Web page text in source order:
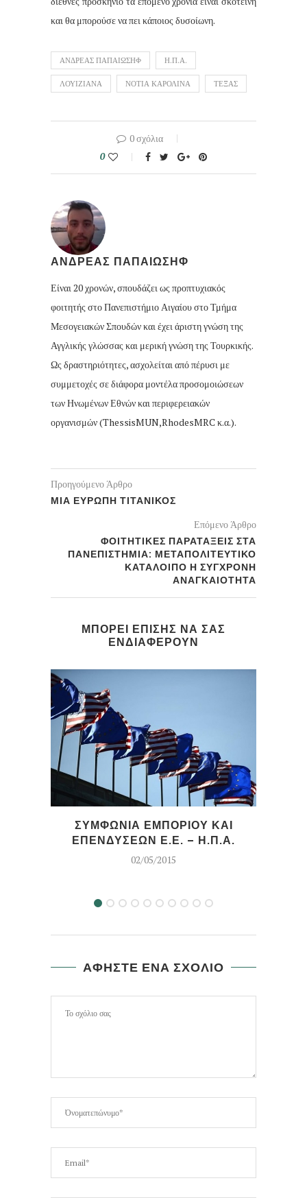
και θα μπορούσε να πει κάποιος δυσοίωνη.
ΑΝΔΡΕΑΣ ΠΑΠΑΙΩΣΗΦ Η.Π.Α.
ΛΟΥΙΖΙΑΝΑ ΝΟΤΙΑ ΚΑΡΟΛΙΝΑ ΤΕΞΑΣ
0 σχόλια
0
ΑΝΔΡΕΑΣ ΠΑΠΑΙΩΣΗΦ
Είναι 20 χρονών, σπουδάζει ως προπτυχιακός
φοιτητής στο Πανεπιστήμιο Αιγαίου στο Τμήμα
Μεσογειακών Σπουδών και έχει άριστη γνώση της
Αγγλικής γλώσσας και μερική γνώση της Τουρκικής.
Ως δραστηριότητες, ασχολείται από πέρυσι με
συμμετοχές σε διάφορα μοντέλα προσομοιώσεων
των Ηνωμένων Εθνών και περιφερειακών
οργανισμών (ThessisMUN,RhodesMRC κ.α.).
Προηγούμενο Άρθρο
ΜΙΑ ΕΥΡΩΠΗ ΤΙΤΑΝΙΚΟΣ
Επόμενο Άρθρο
ΦΟΙΤΗΤΙΚΕΣ ΠΑΡΑΤΑΞΕΙΣ ΣΤΑ
ΠΑΝΕΠΙΣΤΗΜΙΑ: ΜΕΤΑΠΟΛΙΤΕΥΤΙΚΟ
ΚΑΤΑΛΟΙΠΟ Η ΣΥΓΧΡΟΝΗ
ΑΝΑΓΚΑΙΟΤΗΤΑ
ΜΠΟΡΕΙ ΕΠΙΣΗΣ ΝΑ ΣΑΣ
ΕΝΔΙΑΦΕΡΟΥΝ
ΣΥΜΦΩΝΙΑ ΕΜΠΟΡΙΟΥ ΚΑΙ
ΕΠΕΝΔΥΣΕΩΝ Ε.Ε. – Η.Π.Α.
02/05/2015
ΑΦΗΣΤΕ ΕΝΑ ΣΧΟΛΙΟ